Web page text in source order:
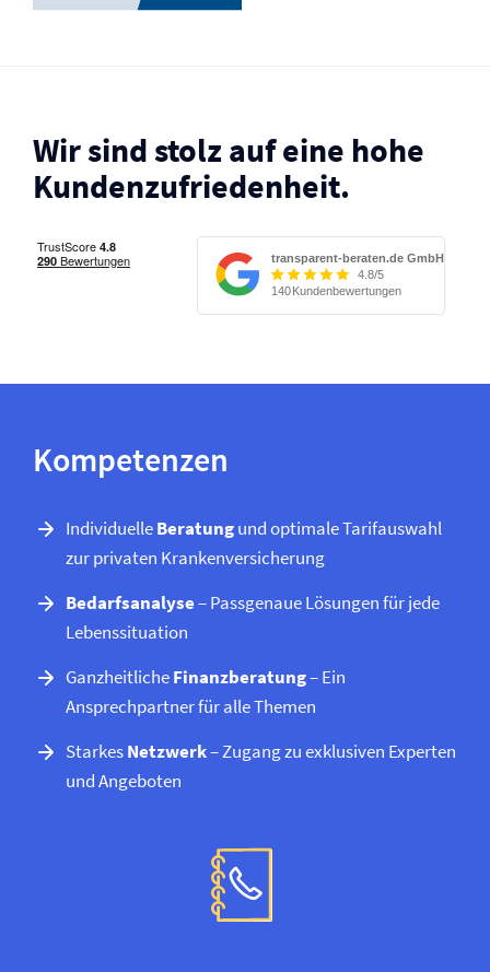
Wir sind stolz auf eine hohe
Kunden­zufriedenheit.
Kompetenzen
IndividuelleBeratungund optimale Tarifauswahl
zur privaten Kranken­versicherung
Bedarfsanalyse– Passgenaue Lösungen für jede
Lebenssituation
GanzheitlicheFinanzberatung– Ein
Ansprechpartner für alle Themen
StarkesNetzwerk– Zugang zu exklusiven Experten
und Angeboten